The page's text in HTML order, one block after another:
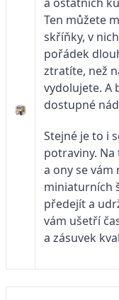
Ten můžete
skříňky, v
pořádek
ztratíte, než
vydolujete. A
dostupné
Stejné je to i
potraviny.
a ony se
miniaturních
předejít a
vám ušetří
a zásuvek